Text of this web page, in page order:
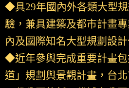
◆具29年國內外各類大型
驗，兼具建築及都市計畫
內及國際知名大型規劃設計
◆近年參與完成重要計畫
道」規劃與景觀計畫，台